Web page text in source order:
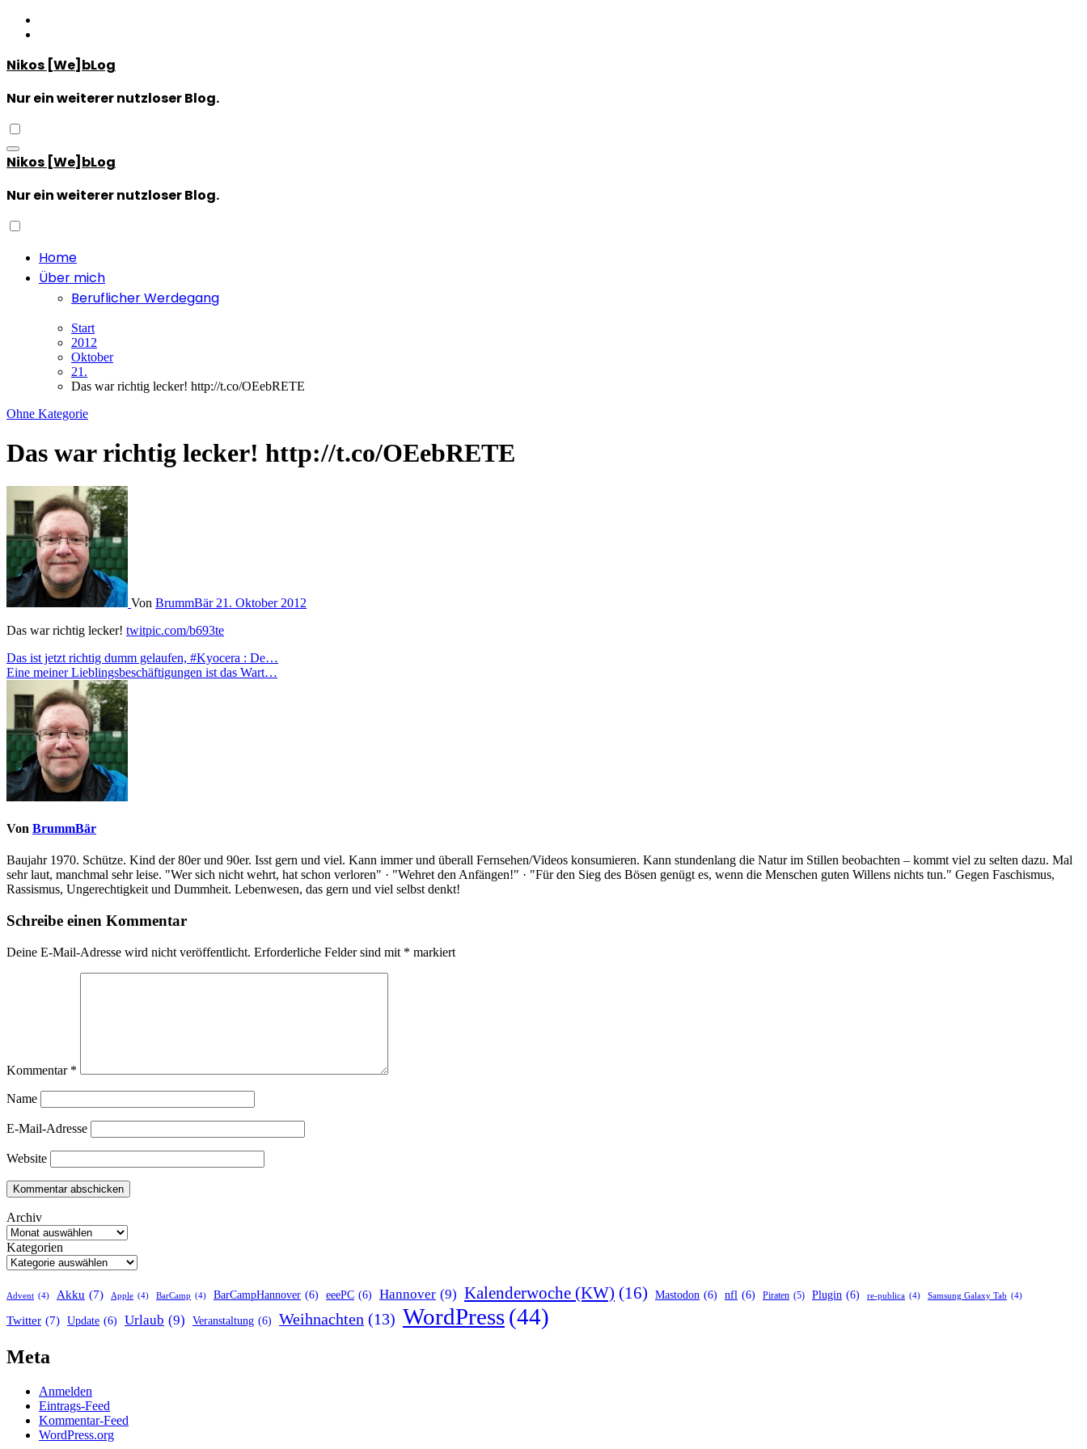
Zum
Inhalt
Nikos [We]bLog
Nur ein weiterer nutzloser Blog.
Nikos [We]bLog
Nur ein weiterer nutzloser Blog.
Home
Über mich
Beruflicher Werdegang
Start
2012
Oktober
21.
Das war richtig lecker! http://t.co/OEebRETE
Ohne Kategorie
Das war richtig lecker! http://t.co/OEebRETE
Von BrummBär 21. Oktober 2012
Das war richtig lecker! twitpic.com/b693te
Beitragsnavigation
Das ist jetzt richtig dumm gelaufen, #Kyocera : De…
Eine meiner Lieblingsbeschäftigungen ist das Wart…
Von BrummBär
Baujahr 1970. Schütze. Kind der 80er und 90er. Isst gern und viel. Kann immer und überall Fernsehen/Videos konsumieren. Kann stundenlang die Natur im Stillen beobachten – kommt viel zu selten dazu. Mal
sehr laut, manchmal sehr leise. "Wer sich nicht wehrt, hat schon verloren" · "Wehret den Anfängen!" · "Für den Sieg des Bösen genügt es, wenn die Menschen guten Willens nichts tun." Gegen Faschismus,
Rassismus, Ungerechtigkeit und Dummheit. Lebenwesen, das gern und viel selbst denkt!
Schreibe einen Kommentar
Deine E-Mail-Adresse wird nicht veröffentlicht. Erforderliche Felder sind mit * markiert
Kommentar *
Name
E-Mail-Adresse
Website
Archiv
Kategorien
Advent (4) Akku (7) Apple (4) BarCamp (4) BarCampHannover (6) eeePC (6) Hannover (9) Kalenderwoche (KW) (16) Mastodon (6) nfl (6) Piraten (5) Plugin (6) re-publica (4) Samsung Galaxy Tab (4)
Twitter (7) Update (6) Urlaub (9) Veranstaltung (6) Weihnachten (13) WordPress(44)
Meta
Anmelden
Eintrags-Feed
Kommentar-Feed
WordPress.org